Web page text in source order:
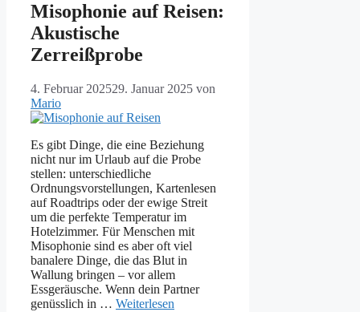
Misophonie auf Reisen:
Akustische
Zerreißprobe
4. Februar 202529. Januar 2025 von
Mario
Es gibt Dinge, die eine Beziehung
nicht nur im Urlaub auf die Probe
stellen: unterschiedliche
Ordnungsvorstellungen, Kartenlesen
auf Roadtrips oder der ewige Streit
um die perfekte Temperatur im
Hotelzimmer. Für Menschen mit
Misophonie sind es aber oft viel
banalere Dinge, die das Blut in
Wallung bringen – vor allem
Essgeräusche. Wenn dein Partner
genüsslich in … Weiterlesen